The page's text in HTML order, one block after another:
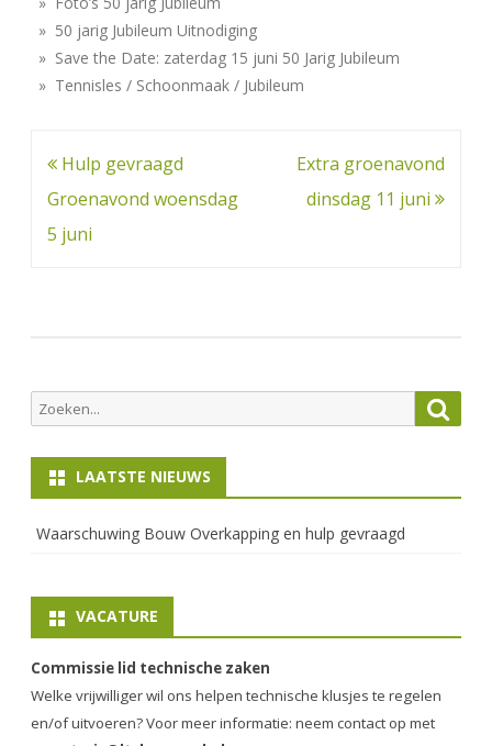
» 50 jarig Jubileum Uitnodiging
» Save the Date: zaterdag 15 juni 50 Jarig Jubileum
» Tennisles / Schoonmaak / Jubileum
Bericht
navigatie
Hulp gevraagd
Groenavond woensdag
5 juni
Extra groenavond
dinsdag 11 juni
Zoeken
naar:
LAATSTE NIEUWS
Waarschuwing Bouw Overkapping en hulp gevraagd
VACATURE
Commissie lid technische zaken
Welke vrijwilliger wil ons helpen technische klusjes te regelen
en/of uitvoeren? Voor meer informatie: neem contact op met